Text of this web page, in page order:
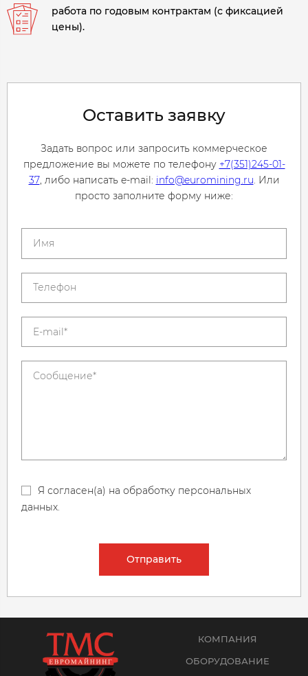
работа по годовым контрактам (с фиксацией
цены).
Оставить заявку
Задать вопрос или запросить коммерческое
предложение вы можете по телефону +7(351)245-01-
37, либо написать e-mail: info@euromining.ru. Или
просто заполните форму ниже:
Я согласен(а) на обработку персональных
данных.
Отправить
КОМПАНИЯ
ОБОРУДОВАНИЕ